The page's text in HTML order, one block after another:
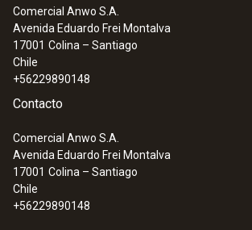
:0602 5792
Punta de medición de inmersión
(conector TP tipo K) - Punta de
Comercial Anwo S.A.
Avenida Eduardo Frei Montalva
17001 Colina – Santiago
Chile
+56229890148
Contacto
Comercial Anwo S.A.
Avenida Eduardo Frei Montalva
17001 Colina – Santiago
Chile
+56229890148